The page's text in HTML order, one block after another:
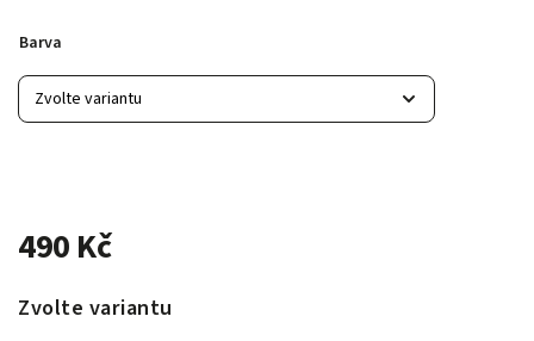
Barva
490 Kč
Zvolte variantu